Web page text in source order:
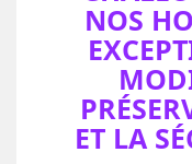
NOS
ET LA